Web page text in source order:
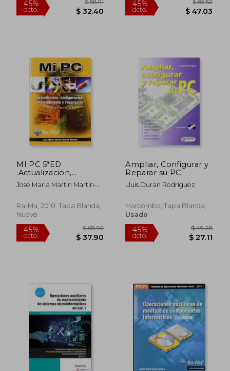
45%
dcto. $ 32.40
45%
dcto.
MI PC 5ªED
.Actualizacion,
configuracion,
mantenimiento y
Jose Maria Martin Martin-
Ra-Ma, 2010, Tapa Blanda,
Nuevo
$ 37.90
Ampliar, Configurar y
Reparar su PC
Lluis Duran Rodríguez
Marcombo, Tapa Blanda,
Usado
45%
dcto.